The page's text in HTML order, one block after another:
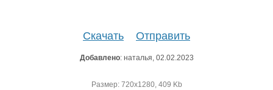
Скачать Отправить
Добавлено: наталья, 02.02.2023
Размер: 720х1280, 409 Kb